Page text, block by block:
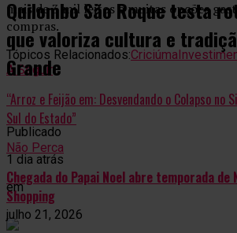
mais de 3 mil leitos e muitas opções
compras.
Tópicos Relacionados:Criciúma
A Seguir
“Arroz e Feijão em: Desvendando o Colapso no
Sul do Estado”
Não Perca
Chegada do Papai Noel abre temporada de
Shopping
Quilombo São Roque testa
que valoriza cultura e
Grande
Publicado
1 dia atrás
em
julho 21, 2026